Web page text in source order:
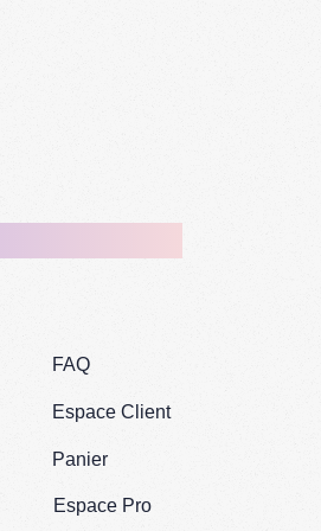
FAQ
Espace Client
Panier
Espace Pro